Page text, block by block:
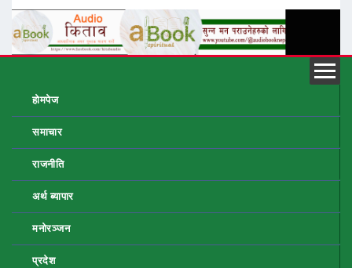
होमपेज
समाचार
राजनीति
अर्थ ब्यापार
मनोरञ्जन
प्रदेश